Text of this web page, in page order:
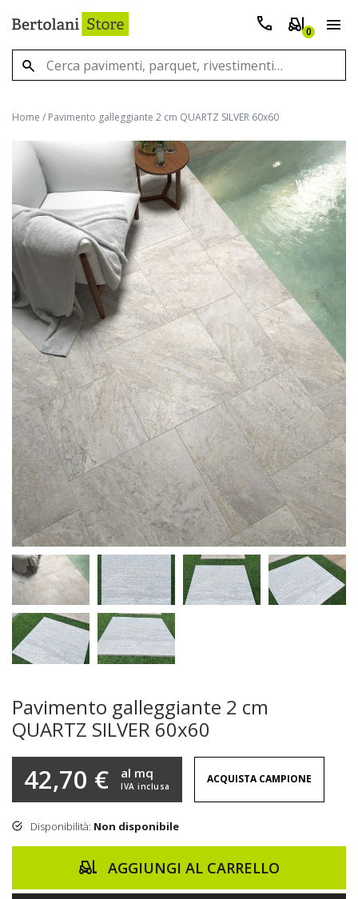
0
Home / Pavimento galleggiante 2 cm QUARTZ SILVER 60x60
Pavimento galleggiante 2 cm
QUARTZ SILVER 60x60
42,70 € IVA inclusa
al mq ACQUISTA CAMPIONE
Disponibilità: Non disponibile
AGGIUNGI AL CARRELLO